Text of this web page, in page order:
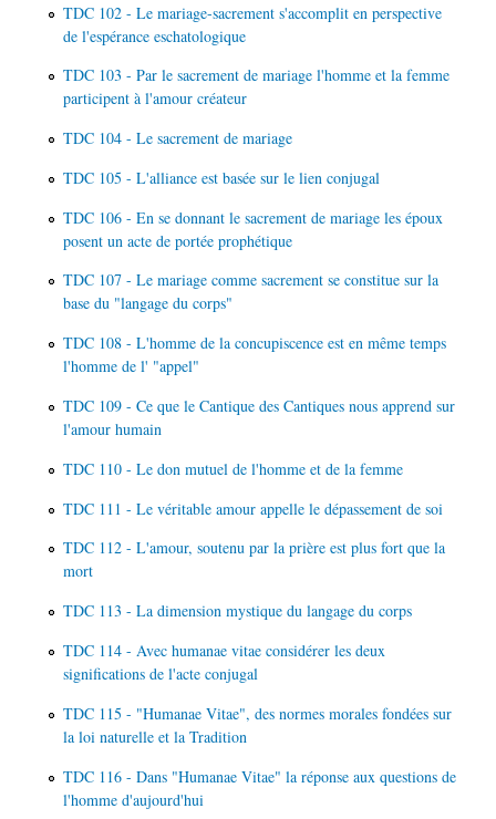
TDC 102 - Le mariage-sacrement s'accomplit en perspective
de l'espérance eschatologique
TDC 103 - Par le sacrement de mariage l'homme et la femme
participent à l'amour créateur
TDC 104 - Le sacrement de mariage
TDC 105 - L'alliance est basée sur le lien conjugal
TDC 106 - En se donnant le sacrement de mariage les époux
posent un acte de portée prophétique
TDC 107 - Le mariage comme sacrement se constitue sur la
base du "langage du corps"
TDC 108 - L'homme de la concupiscence est en même temps
l'homme de l' "appel"
TDC 109 - Ce que le Cantique des Cantiques nous apprend sur
l'amour humain
TDC 110 - Le don mutuel de l'homme et de la femme
TDC 111 - Le véritable amour appelle le dépassement de soi
TDC 112 - L'amour, soutenu par la prière est plus fort que la
mort
TDC 113 - La dimension mystique du langage du corps
TDC 114 - Avec humanae vitae considérer les deux
significations de l'acte conjugal
TDC 115 - "Humanae Vitae", des normes morales fondées sur
la loi naturelle et la Tradition
TDC 116 - Dans "Humanae Vitae" la réponse aux questions de
l'homme d'aujourd'hui